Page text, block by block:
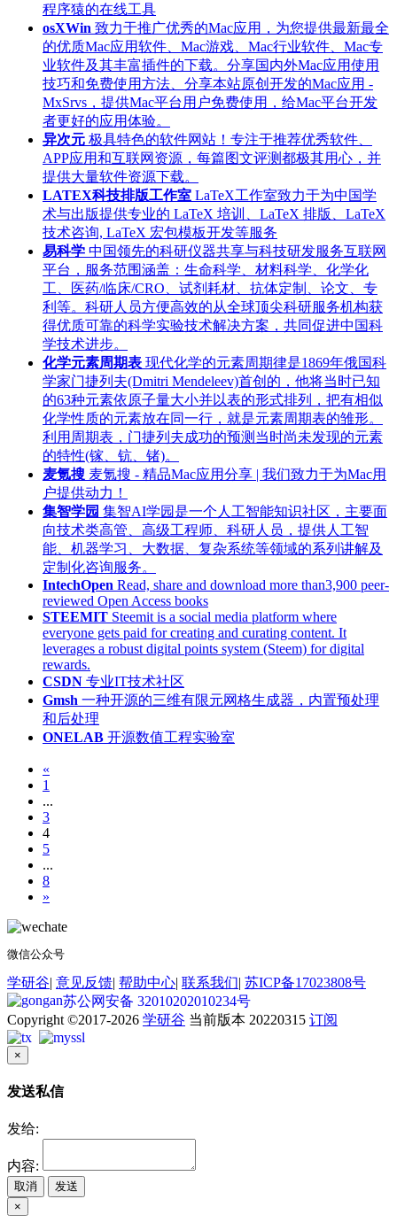
程序猿的在线工具
osXWin 致力于推广优秀的Mac应用，为您提供最新最全
的优质Mac应用软件、Mac游戏、Mac行业软件、Mac专
业软件及其丰富插件的下载。分享国内外Mac应用使用
技巧和免费使用方法、分享本站原创开发的Mac应用 -
MxSrvs，提供Mac平台用户免费使用，给Mac平台开发
者更好的应用体验。
异次元 极具特色的软件网站！专注于推荐优秀软件、
APP应用和互联网资源，每篇图文评测都极其用心，并
提供大量软件资源下载。
LATEX科技排版工作室 LaTeX工作室致力于为中国学
术与出版提供专业的 LaTeX 培训、LaTeX 排版、LaTeX
技术咨询, LaTeX 宏包模板开发等服务
易科学 中国领先的科研仪器共享与科技研发服务互联网
平台，服务范围涵盖：生命科学、材料科学、化学化
工、医药/临床/CRO、试剂耗材、抗体定制、论文、专
利等。科研人员方便高效的从全球顶尖科研服务机构获
得优质可靠的科学实验技术解决方案，共同促进中国科
学技术进步。
化学元素周期表 现代化学的元素周期律是1869年俄国科
学家门捷列夫(Dmitri Mendeleev)首创的，他将当时已知
的63种元素依原子量大小并以表的形式排列，把有相似
化学性质的元素放在同一行，就是元素周期表的雏形。
利用周期表，门捷列夫成功的预测当时尚未发现的元素
的特性(镓、钪、锗)。
麦氪搜 麦氪搜 - 精品Mac应用分享 | 我们致力于为Mac用
户提供动力！
集智学园 集智AI学园是一个人工智能知识社区，主要面
向技术类高管、高级工程师、科研人员，提供人工智
能、机器学习、大数据、复杂系统等领域的系列讲解及
定制化咨询服务。
IntechOpen Read, share and download more than3,900 peer-
reviewed Open Access books
STEEMIT Steemit is a social media platform where
everyone gets paid for creating and curating content. It
leverages a robust digital points system (Steem) for digital
rewards.
CSDN 专业IT技术社区
Gmsh 一种开源的三维有限元网格生成器，内置预处理
和后处理
ONELAB 开源数值工程实验室
«
1
...
3
4
5
...
8
»
微信公众号
学研谷| 意见反馈| 帮助中心| 联系我们| 苏ICP备17023808号
苏公网安备 32010202010234号
Copyright ©2017-2026 学研谷 当前版本 20220315 订阅
×
发送私信
发给:
内容:
取消
发送
×